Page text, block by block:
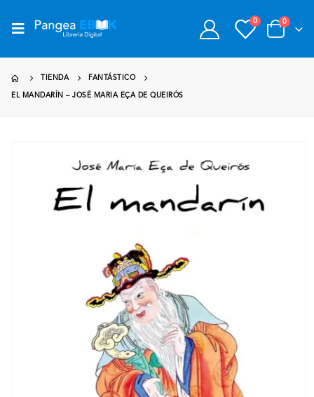
0 0
TIENDA FANTÁSTICO
EL MANDARÍN – JOSÉ MARIA EÇA DE QUEIRÓS